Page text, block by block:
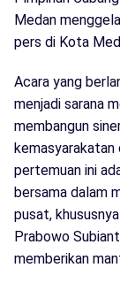
Medan
pers di Kota
Acara yang
menjadi sarana
membangun
kemasyarakatan
pertemuan ini
bersama dalam
pusat,
Prabowo
memberikan